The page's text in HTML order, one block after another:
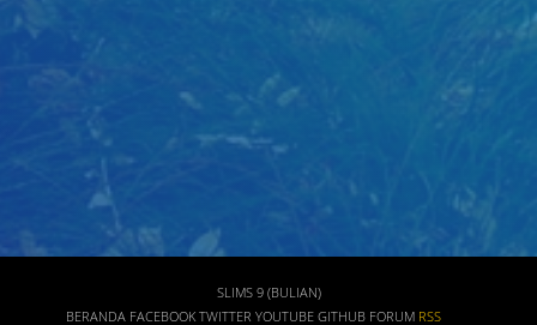
SLIMS 9 (BULIAN)
BERANDA FACEBOOK TWITTER YOUTUBE GITHUB FORUM RSS